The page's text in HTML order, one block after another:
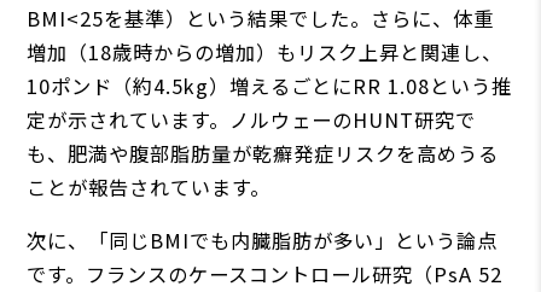
BMI<25を基準）という結果でした。さらに、体重
増加（18歳時からの増加）もリスク上昇と関連し、
10ポンド（約4.5kg）増えるごとにRR 1.08という推
定が示されています。ノルウェーのHUNT研究で
も、肥満や腹部脂肪量が乾癬発症リスクを高めうる
ことが報告されています。
次に、「同じBMIでも内臓脂肪が多い」という論点
です。フランスのケースコントロール研究（PsA 52